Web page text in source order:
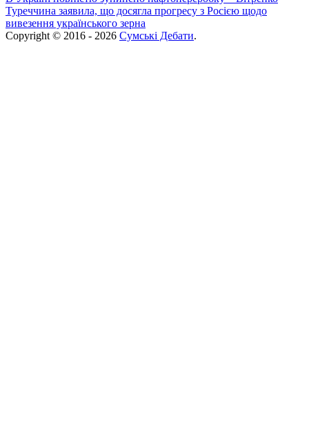
Туреччина заявила, що досягла прогресу з Росією щодо
вивезення українського зерна
Copyright © 2016 - 2026 Сумські Дебати.